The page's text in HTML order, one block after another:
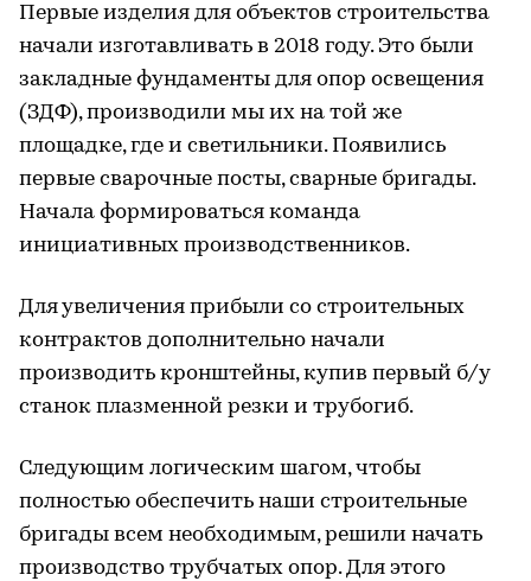
Первые изделия для объектов строительства
начали изготавливать в 2018 году. Это были
закладные фундаменты для опор освещения
(ЗДФ), производили мы их на той же
площадке, где и светильники. Появились
первые сварочные посты, сварные бригады.
Начала формироваться команда
инициативных производственников.
Для увеличения прибыли со строительных
контрактов дополнительно начали
производить кронштейны, купив первый б/у
станок плазменной резки и трубогиб.
Следующим логическим шагом, чтобы
полностью обеспечить наши строительные
бригады всем необходимым, решили начать
производство трубчатых опор. Для этого